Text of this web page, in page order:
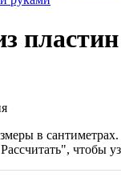
в сантиметрах.
чтобы